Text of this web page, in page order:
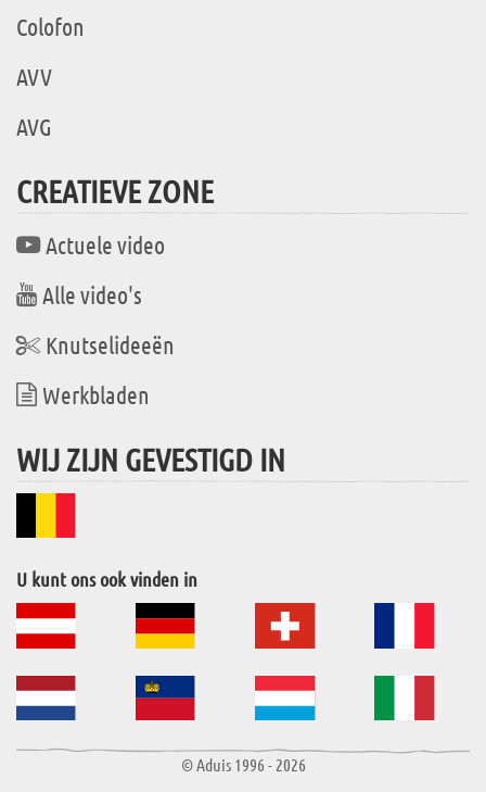
Colofon
AVV
AVG
CREATIEVE ZONE
Actuele video
Alle video's
Knutselideeën
Werkbladen
WIJ ZIJN GEVESTIGD IN
U kunt ons ook vinden in
© Aduis 1996 - 2026